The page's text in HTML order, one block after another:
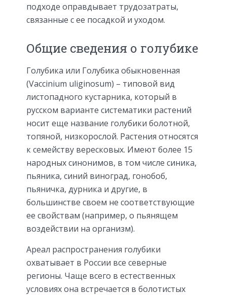
подходе оправдывает трудозатраты,
связанные с ее посадкой и уходом.
Общие сведения о голубике
Голубика или Голубика обыкновенная
(Vaccinium uliginosum) – типовой вид
листопадного кустарника, который в
русском варианте систематики растений
носит еще название голубики болотной,
топяной, низкорослой. Растения относятся
к семейству вересковых. Имеют более 15
народных синонимов, в том числе синика,
пьяника, синий виноград, гонобоб,
пьяничка, дурника и другие, в
большинстве своем не соответствующие
ее свойствам (например, о пьянящем
воздействии на организм).
Ареал распространения голубики
охватывает в России все северные
регионы. Чаще всего в естественных
условиях она встречается в болотистых